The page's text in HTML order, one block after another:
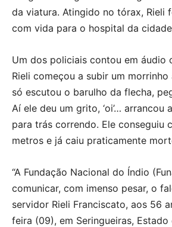
da viatura. Atingido no tórax, Rieli
com vida para o hospital da
Um dos policiais contou em áudio
Rieli começou a subir um morrinho
só escutou o barulho da flecha,
Aí ele deu um grito, ‘oi’… arrancou
para trás correndo. Ele conseguiu
metros e já caiu praticamente
“A Fundação Nacional do Índio
comunicar, com imenso pesar, o
servidor Rieli Franciscato, aos 56
feira (09), em Seringueiras, Estado